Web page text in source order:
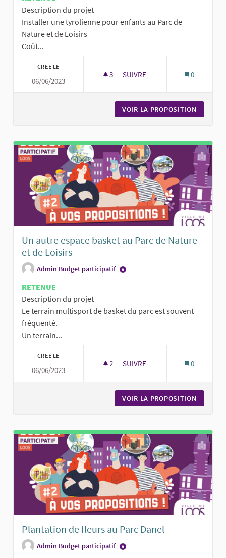
Description du projet
Installer une tyrolienne pour enfants au Parc de
Nature et de Loisirs
Coût...
CRÉÉ LE
06/06/2023
3 3 ABONNÉS
SUIVRE 0
VOIR LA PROPOSITION
Un autre espace basket au Parc de Nature
et de Loisirs
Admin Budget participatif
RETENUE
Description du projet
Le terrain multisport de basket du parc est souvent
fréquenté.
Un terrain...
CRÉÉ LE
06/06/2023
2 2 ABONNÉS
SUIVRE 0
VOIR LA PROPOSITION
Plantation de fleurs au Parc Danel
Admin Budget participatif